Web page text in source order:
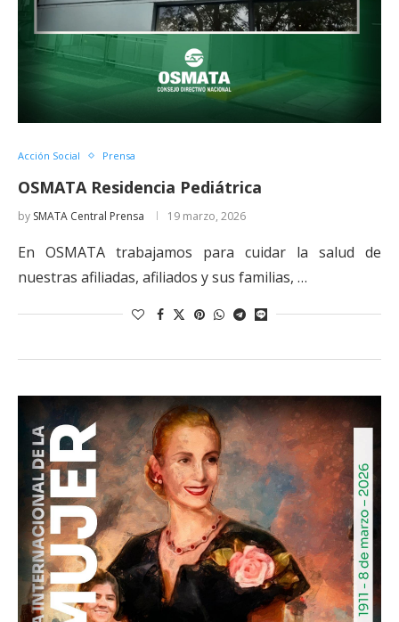
Acción Social Prensa
OSMATA Residencia Pediátrica
by SMATA Central Prensa 19 marzo, 2026
En OSMATA trabajamos para cuidar la salud de
nuestras afiliadas, afiliados y sus familias, …